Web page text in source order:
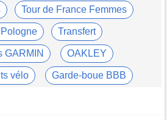
19:13
"La course a été complètement folle"
avec UAE Team Emirates-XRG jusqu'en
18:37
ce maillot de leader"
Tour de France Femmes
Transfert
GARMIN OAKLEY
vélo Garde-boue BBB